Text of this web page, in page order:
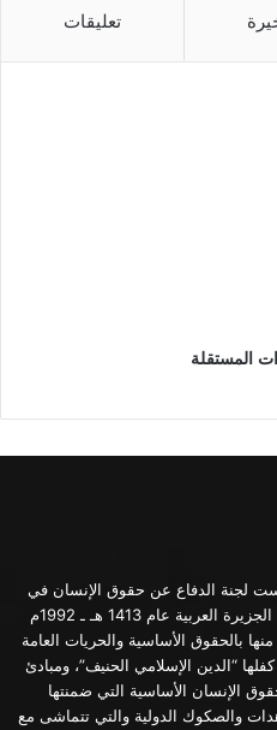
تعليقات
المستقلة
لجنة الدفاع عن حقوق الإنسان في
شبه الجزيرة العربية عام 1413 هـ ـ 1992م
منها بالحقوق الأساسية والحريات العامة
“الدين الإسلامي الحنيف”، ومبادئ
الإنسان الأساسية التي ضمنتها
والصكوك الدولية والتي تتماشى مع